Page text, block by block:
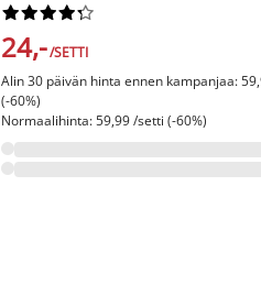






24,-/SETTI
Alin 30 päivän hinta ennen kampanjaa:
(-60%)
Normaalihinta: 59,99 /setti (-60%)